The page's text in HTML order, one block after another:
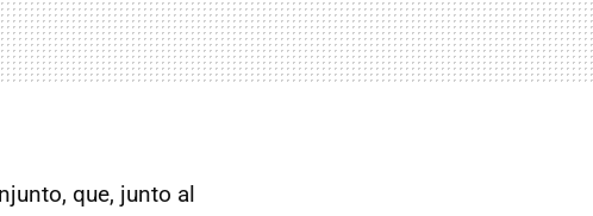
que, junto al